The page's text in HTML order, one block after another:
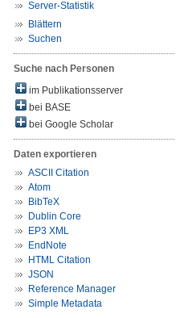
Server-Statistik
Blättern
Suchen
Suche nach Personen
im Publikationsserver
bei BASE
bei Google Scholar
Daten exportieren
ASCII Citation
Atom
BibTeX
Dublin Core
EP3 XML
EndNote
HTML Citation
JSON
Reference Manager
Simple Metadata